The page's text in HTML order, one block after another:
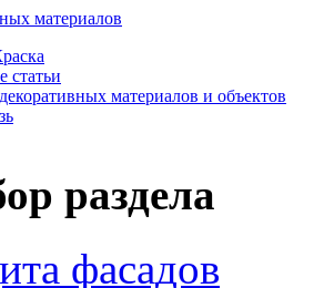
раздела
фасадов